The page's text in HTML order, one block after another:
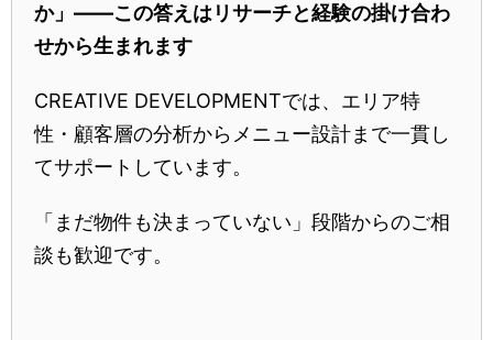
か」——この答えはリサーチと経験の掛け合わ
せから生まれます
CREATIVE DEVELOPMENTでは、エリア特
性・顧客層の分析からメニュー設計まで一貫し
てサポートしています。
「まだ物件も決まっていない」段階からのご相
談も歓迎です。